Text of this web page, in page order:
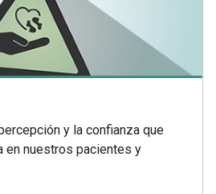
y la confianza que
en nuestros pacientes y